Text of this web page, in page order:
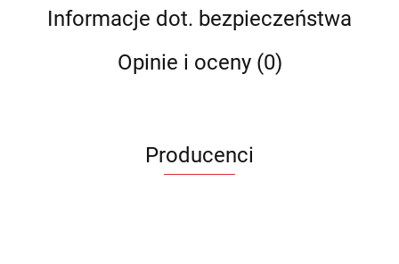
Informacje dot. bezpieczeństwa
Opinie i oceny (0)
Producenci